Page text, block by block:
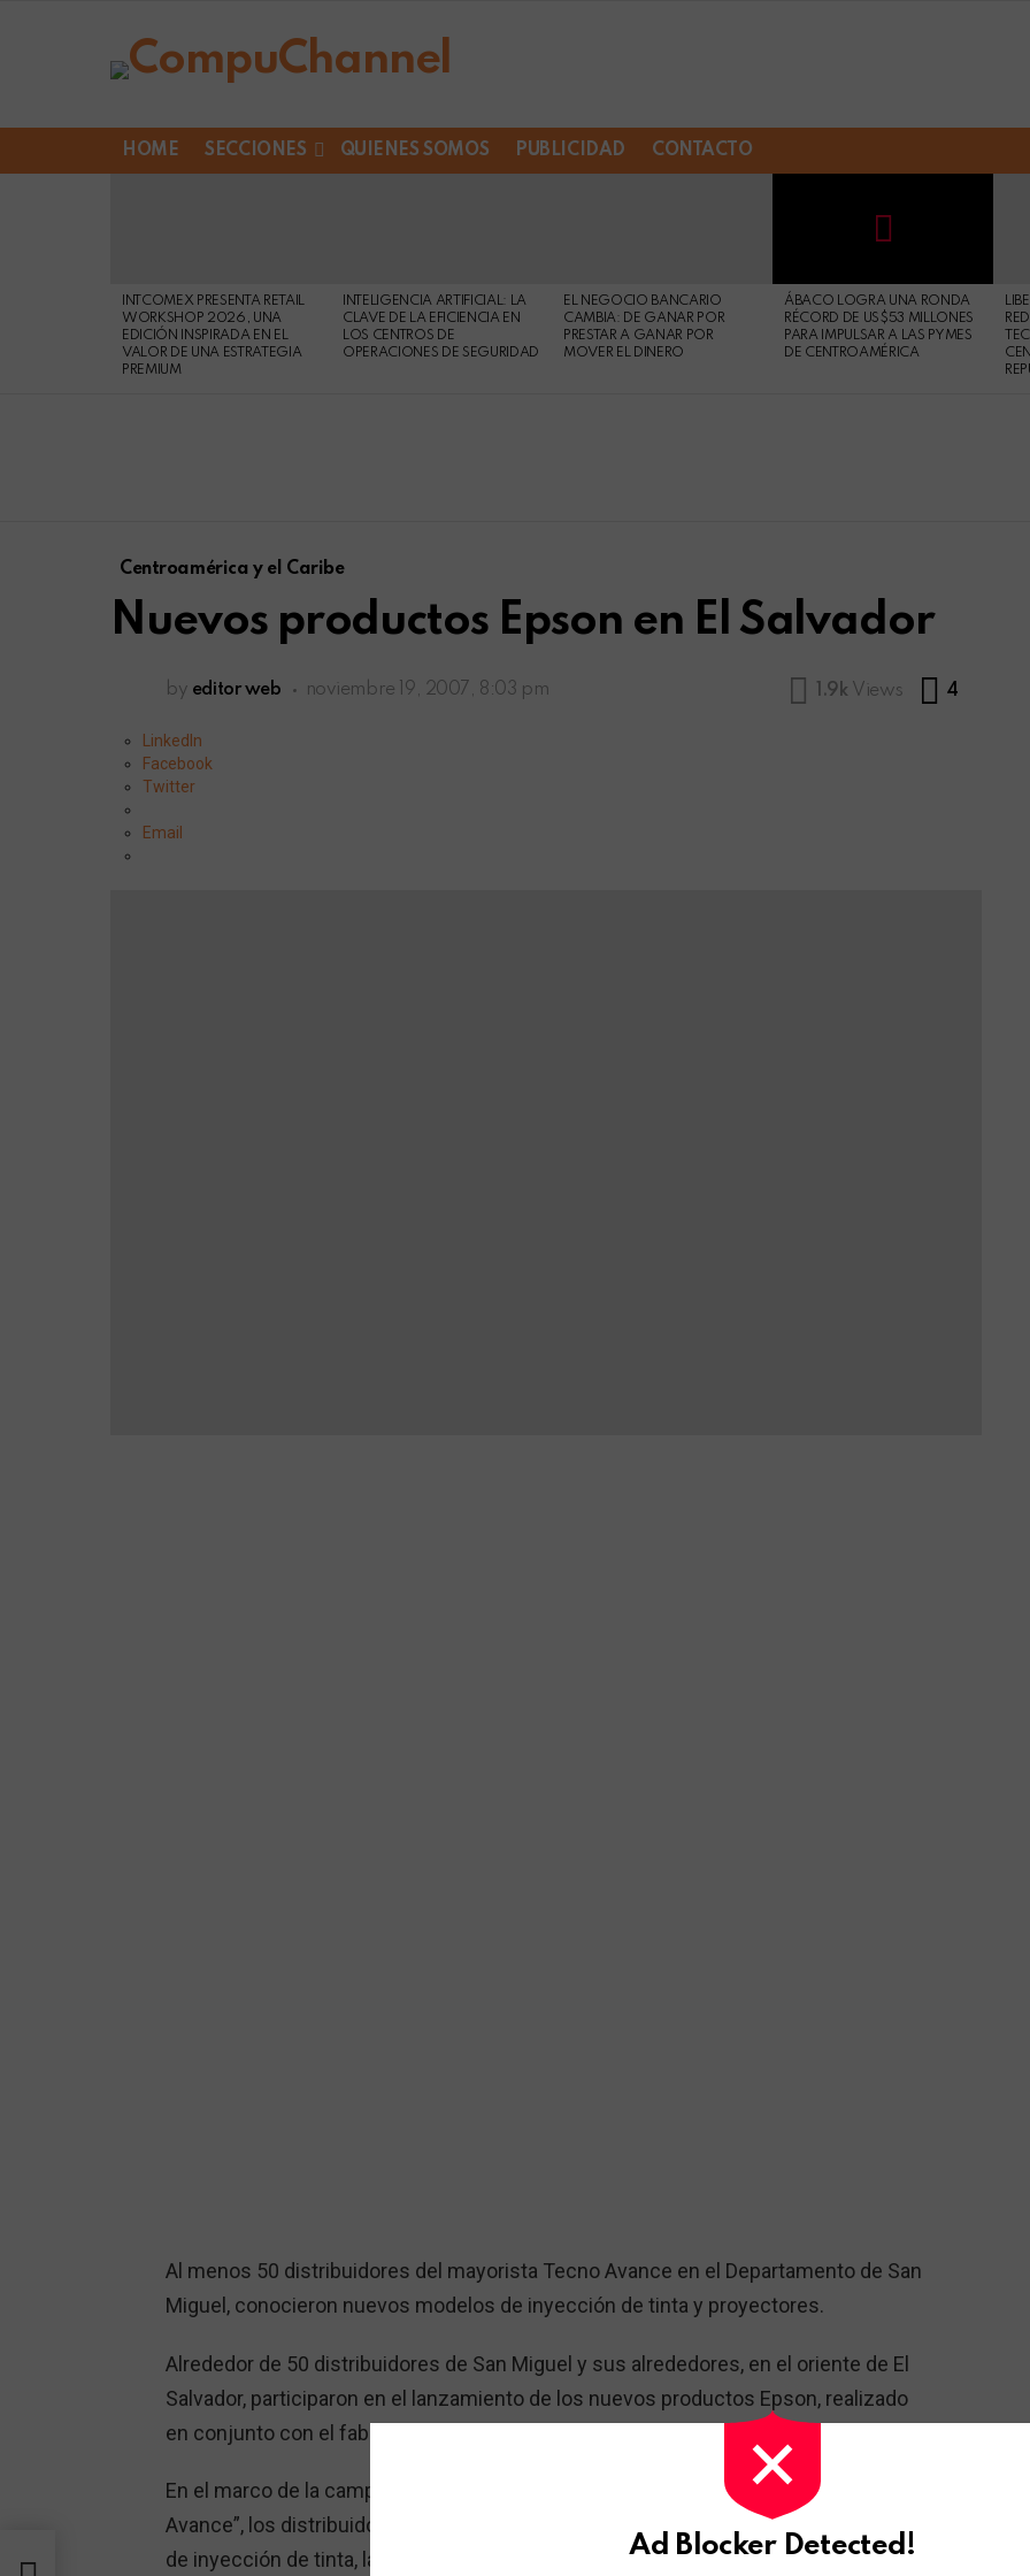
HOME SECCIONES QUIENES SOMOS PUBLICIDAD CONTACTO
INTCOMEX PRESENTA RETAIL
WORKSHOP 2026, UNA
EDICIÓN INSPIRADA EN EL
VALOR DE UNA ESTRATEGIA
PREMIUM
INTELIGENCIA ARTIFICIAL: LA
CLAVE DE LA EFICIENCIA EN
LOS CENTROS DE
OPERACIONES DE SEGURIDAD
EL NEGOCIO BANCARIO
CAMBIA: DE GANAR POR
PRESTAR A GANAR POR
MOVER EL DINERO
Safe
For
Work
view
this
post
ÁBACO LOGRA UNA RONDA
RÉCORD DE US$53 MILLONES
PARA IMPULSAR A LAS PYMES
DE CENTROAMÉRICA
Centroamérica y el Caribe
Nuevos productos Epson en El Salvador
by editor web noviembre 19, 2007, 8:03 pm 1.9k Views 4
LinkedIn
Facebook
Twitter
Email
Al menos 50 distribuidores del mayorista Tecno Avance en el Departamento de San
Miguel, conocieron nuevos modelos de inyección de tinta y proyectores.
Alrededor de 50 distribuidores de San Miguel y sus alrededores, en el oriente de El
Salvador, participaron en el lanzamiento de los nuevos productos Epson, realizado
en conjunto con el fabricante y Tecno Avance, mayorista local de computación.
En el marco de la campaña del mes de septiembre “Epson a través de Tecno
Avance”, los distribuidores conocieron las características de los nuevos modelos
de inyección de tinta, la impresora C92 y el multifuncional CX5600; y los
Ad Blocker Detected!